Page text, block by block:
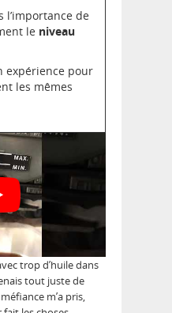
l’importance de
le niveau
expérience pour
les mêmes
trop d’huile dans
tout juste de
m’a pris,